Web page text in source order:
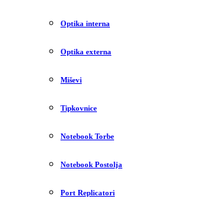
Optika interna
Optika externa
Miševi
Tipkovnice
Notebook Torbe
Notebook Postolja
Port Replicatori